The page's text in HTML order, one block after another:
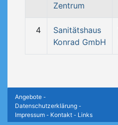
Zentrum
4
Sanitätshaus
Konrad GmbH
Angebote -
Datenschutzerklärung -
Impressum - Kontakt - Links